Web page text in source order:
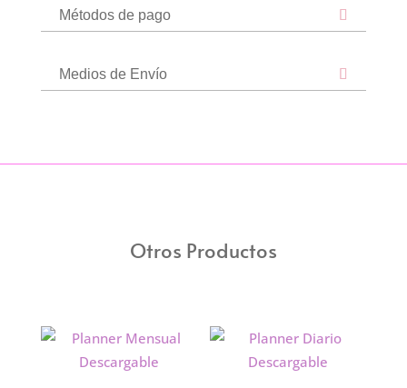
rosaMétodos de pago
Medios de Envío
Otros Productos